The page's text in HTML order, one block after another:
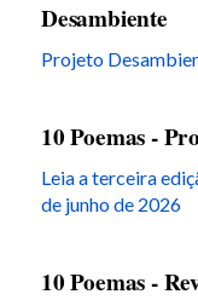
Desambiente
Projeto
10 Poemas -
Leia a terceira
de junho de 2026
10 Poemas -